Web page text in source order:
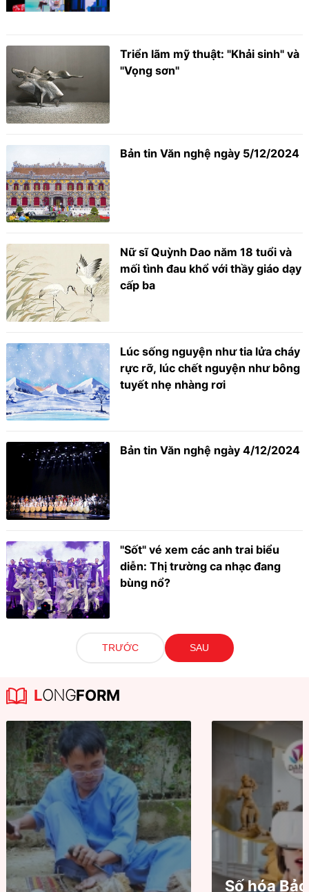
Triển lãm mỹ thuật: "Khải sinh" và
"Vọng sơn"
Bản tin Văn nghệ ngày 5/12/2024
Nữ sĩ Quỳnh Dao năm 18 tuổi và
mối tình đau khổ với thầy giáo dạy
cấp ba
Lúc sống nguyện như tia lửa cháy
rực rỡ, lúc chết nguyện như bông
tuyết nhẹ nhàng rơi
Bản tin Văn nghệ ngày 4/12/2024
"Sốt" vé xem các anh trai biểu
diễn: Thị trường ca nhạc đang
bùng nổ?
TRƯỚC SAU
LONGFORM
Số hóa